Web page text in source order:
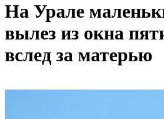
На Урале
вылез из окна
вслед за матерью